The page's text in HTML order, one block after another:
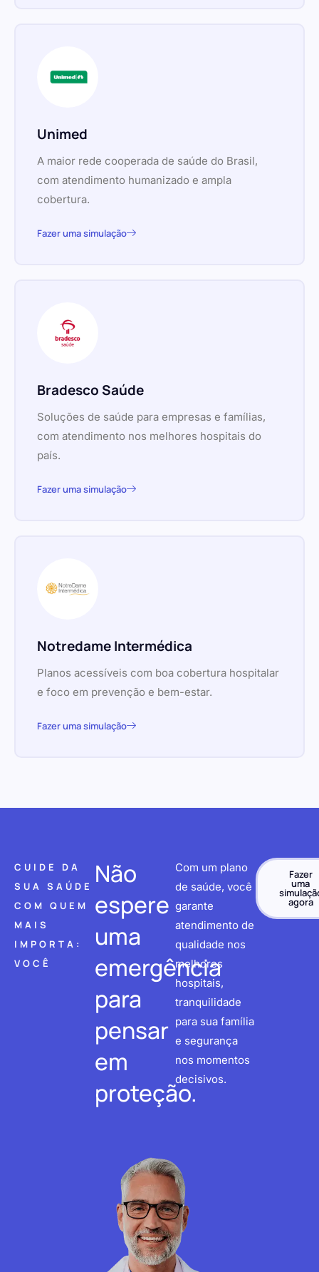
Unimed
A maior rede cooperada de saúde do Brasil,
com atendimento humanizado e ampla
cobertura.
Fazer uma simulação
Bradesco Saúde
Soluções de saúde para empresas e famílias,
com atendimento nos melhores hospitais do
país.
Fazer uma simulação
Notredame Intermédica
Planos acessíveis com boa cobertura hospitalar
e foco em prevenção e bem-estar.
Fazer uma simulação
CUIDE DA
SUA SAÚDE
COM QUEM
MAIS
IMPORTA:
VOCÊ
Não
espere
uma
emergência
para
pensar
em
proteção.
Com um plano
de saúde, você
garante
atendimento de
qualidade nos
melhores
hospitais,
tranquilidade
para sua família
e segurança
nos momentos
decisivos.
Fazer
uma
agora